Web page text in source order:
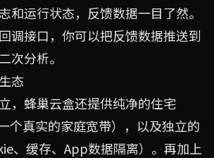
和运行状态，反馈数据一目了然。
调接口，你可以把反馈数据推送到
次分析。
态
，蜂巢云盒还提供纯净的住宅
个真实的家庭宽带），以及独立的
、缓存、App数据隔离）。再加上